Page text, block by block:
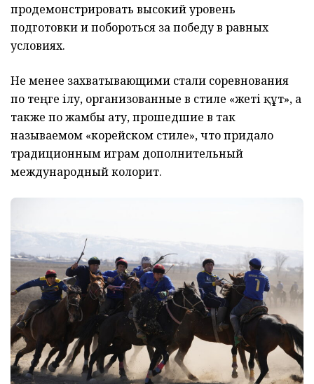
продемонстрировать высокий уровень
подготовки и побороться за победу в равных
условиях.
Не менее захватывающими стали соревнования
по теңге ілу, организованные в стиле «жеті құт», а
также по жамбы ату, прошедшие в так
называемом «корейском стиле», что придало
традиционным играм дополнительный
международный колорит.